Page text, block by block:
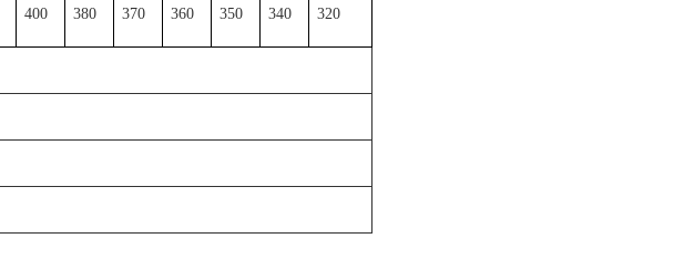
400 380 370 360 350 340 320